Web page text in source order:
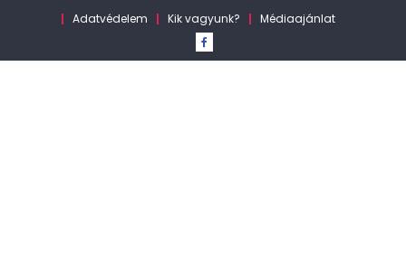
Adatvédelem Kik vagyunk? Médiaajánlat